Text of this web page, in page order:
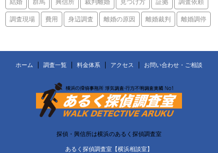
調査現場 費用 身辺調査 離婚の原因 離婚裁判 離婚調停
ホーム 調査一覧 料金体系 アクセス お問い合わせ・ご相談
探偵・興信所は横浜のあるく探偵調査室
あるく探偵調査室【横浜相談室】